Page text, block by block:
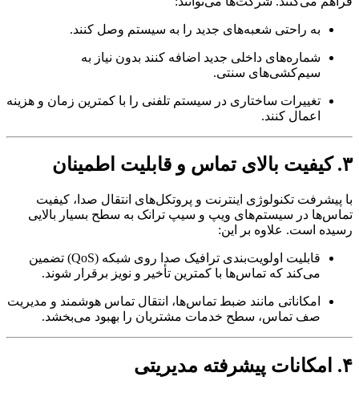
به راحتی شعبه‌های جدید را به سیستم وصل کنند.
شماره‌های داخلی جدید اضافه کنند بدون نیاز به
سیم‌کشی‌های سنتی.
تغییرات ساختاری در سیستم تلفنی را با کمترین زمان و هزینه
اعمال کنند.
تکنولوژی اینترنت و پروتکل‌های انتقال صدا، کیفیت
در سیستم‌های ویپ و سیپ ترانک به سطح بسیار بالایی
است. علاوه بر این:
قابلیت اولویت‌بندی ترافیک صدا روی شبکه (QoS) تضمین
می‌کند که تماس‌ها با کمترین تأخیر و نویز برقرار شوند.
امکاناتی مانند ضبط تماس‌ها، انتقال تماس هوشمند و مدیریت
صف تماس، سطح خدمات مشتریان را بهبود می‌بخشد.